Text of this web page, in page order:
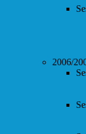
2006/